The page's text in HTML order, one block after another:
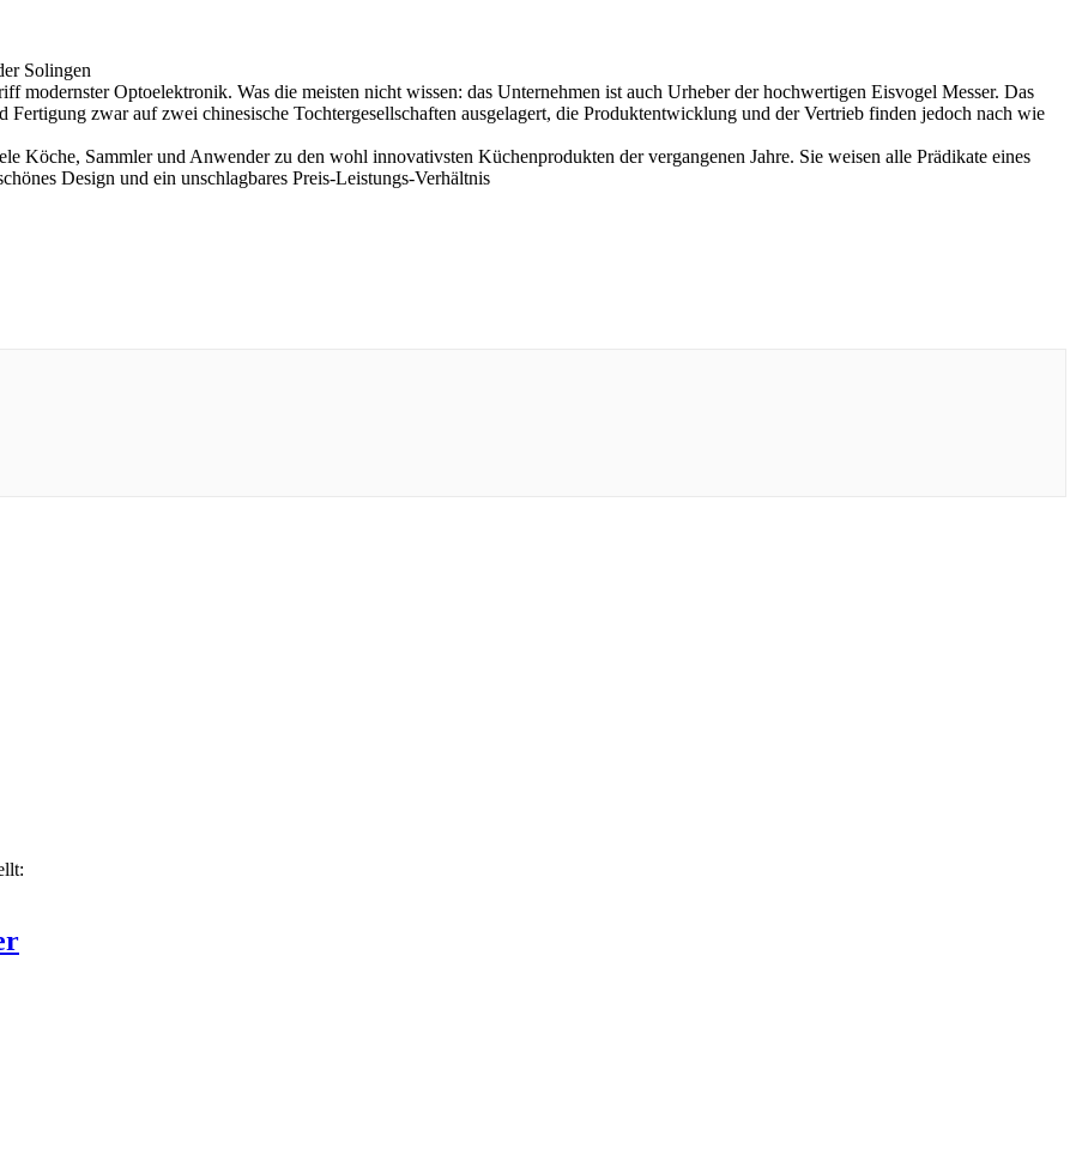
Solingen
Optoelektronik. Was die meisten nicht wissen: das Unternehmen ist auch Urheber der hochwertigen Eisvogel Messer. Das
zwar auf zwei chinesische Tochtergesellschaften ausgelagert, die Produktentwicklung und der Vertrieb finden jedoch nach wie
Köche, Sammler und Anwender zu den wohl innovativsten Küchenprodukten der vergangenen Jahre. Sie weisen alle Prädikate eines
Design und ein unschlagbares Preis-Leistungs-Verhältnis